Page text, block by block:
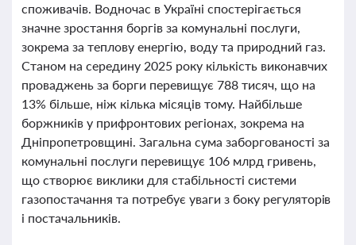
споживачів. Водночас в Україні спостерігається
значне зростання боргів за комунальні послуги,
зокрема за теплову енергію, воду та природний газ.
Станом на середину 2025 року кількість виконавчих
проваджень за борги перевищує 788 тисяч, що на
13% більше, ніж кілька місяців тому. Найбільше
боржників у прифронтових регіонах, зокрема на
Дніпропетровщині. Загальна сума заборгованості за
комунальні послуги перевищує 106 млрд гривень,
що створює виклики для стабільності системи
газопостачання та потребує уваги з боку регуляторів
і постачальників.